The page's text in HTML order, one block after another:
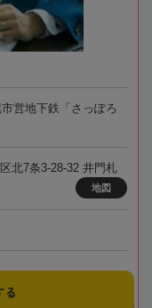
営地下鉄「さっぽろ
北7条3-28-32 井門札
地図